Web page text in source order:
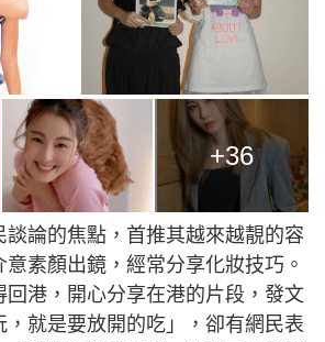
+36
談論的焦點，首推其越來越靚的容
素顏出鏡，經常分享化妝技巧。
回港，開心分享在港的片段，發文
，就是要放開的吃」，卻有網民表